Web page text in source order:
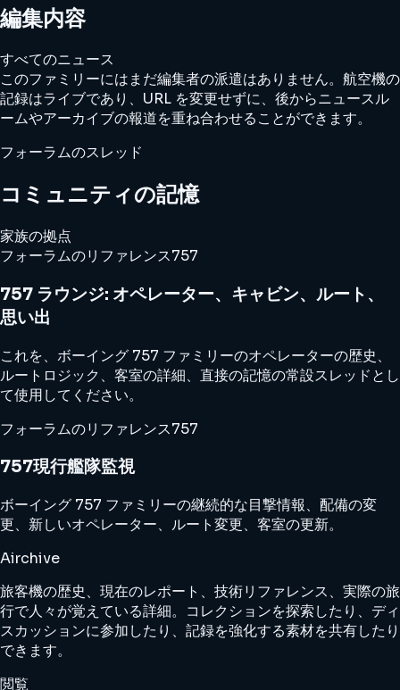
編集内容
すべてのニュース
このファミリーにはまだ編集者の派遣はありません。航空機の
記録はライブであり、URL を変更せずに、後からニュースル
ームやアーカイブの報道を重ね合わせることができます。
フォーラムのスレッド
コミュニティの記憶
家族の拠点
フォーラムのリファレンス757
757 ラウンジ: オペレーター、キャビン、ルート、
思い出
これを、ボーイング 757 ファミリーのオペレーターの歴史、
ルートロジック、客室の詳細、直接の記憶の常設スレッドとし
て使用してください。
フォーラムのリファレンス757
757現行艦隊監視
ボーイング 757 ファミリーの継続的な目撃情報、配備の変
更、新しいオペレーター、ルート変更、客室の更新。
Airchive
旅客機の歴史、現在のレポート、技術リファレンス、実際の旅
行で人々が覚えている詳細。コレクションを探索したり、ディ
スカッションに参加したり、記録を強化する素材を共有したり
できます。
閲覧